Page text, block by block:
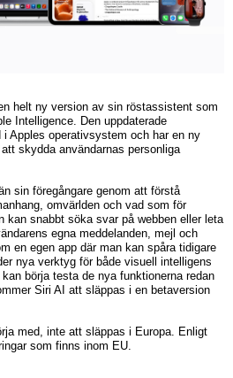
helt ny version av sin röstassistent som
Intelligence. Den uppdaterade
Apples operativsystem och har en ny
skydda användarnas personliga
sin föregångare genom att förstå
omvärlden och vad som för
kan snabbt söka svar på webben eller leta
egna meddelanden, mejl och
en egen app där man kan spåra tidigare
nya verktyg för både visuell intelligens
börja testa de nya funktionerna redan
Siri AI att släppas i en betaversion
med, inte att släppas i Europa. Enligt
som finns inom EU.